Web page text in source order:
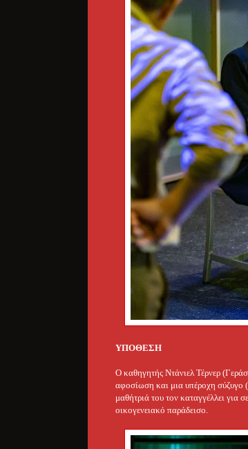
ΥΠΟΘΕΣΗ
Ο καθηγητής Ντάνιελ Τέρνερ
αφοσίωση και μια υπέροχη σύζυγο
μαθήτριά του τον καταγγέλλει για
οικογενειακό παράδεισο.